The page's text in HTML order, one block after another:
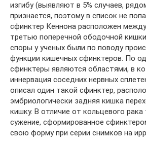
изгибу (выявляют в 5% случаев,
признается, поэтому в список не
сфинктер Кеннона расположен
третью поперечной ободочной
споры у ученых были по поводу
функции кишечных сфинктеров. По
сфинктеры являются областями, в
иннервация соседних нервных
описал один такой сфинктер,
эмбриологически задняя кишка
кишку. В отличие от кольцевого
сужение, сформированное
свою форму при серии снимков на